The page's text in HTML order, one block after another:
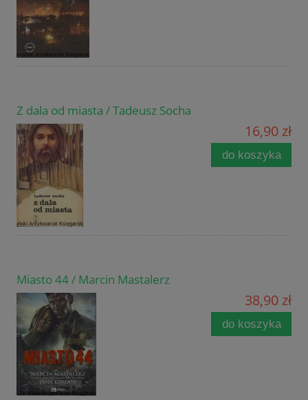
Z dala od miasta / Tadeusz Socha
16,90 zł
do koszyka
Miasto 44 / Marcin Mastalerz
38,90 zł
do koszyka